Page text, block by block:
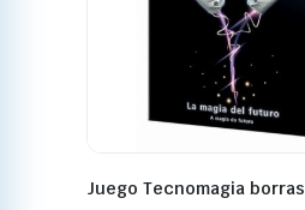
Juego Tecnomagia borras